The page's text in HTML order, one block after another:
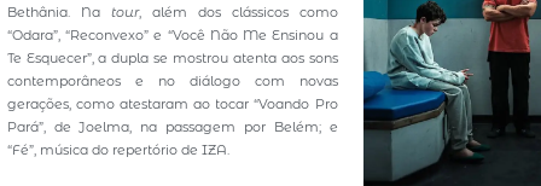
Bethânia. Na tour, além dos clássicos como
“Odara”, “Reconvexo” e “Você Não Me Ensinou a
Te Esquecer”, a dupla se mostrou atenta aos sons
contemporâneos e no diálogo com novas
gerações, como atestaram ao tocar “Voando Pro
Pará”, de Joelma, na passagem por Belém; e
“Fé”, música do repertório de IZA.